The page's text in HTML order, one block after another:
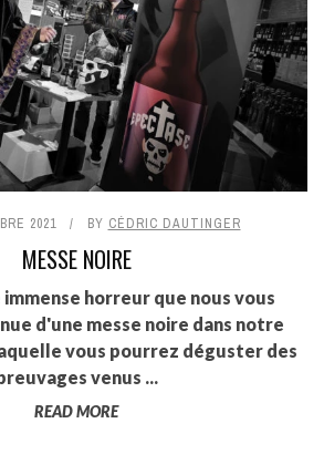
2021 BY CÉDRIC DAUTINGER
MESSE NOIRE
immense horreur que nous vous
d'une messe noire dans notre
vous pourrez déguster des
breuvages venus ...
READ MORE